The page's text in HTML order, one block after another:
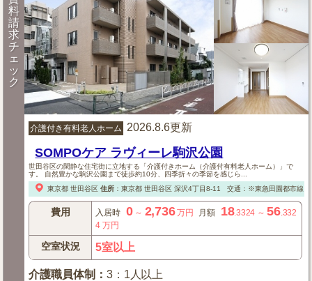
料
請
求
チ
ェ
ッ
ク
介護付き有料老人ホーム 2026.8.6更新
SOMPOケア ラヴィーレ駒沢公園
世田谷区の閑静な住宅街に立地する「介護付きホーム（介護付有料老人ホーム）」で
す。 自然豊かな駒沢公園まで徒歩約10分、四季折々の季節を感じら...
東京都 世田谷区 住所： 東京都 世田谷区深沢4丁目8-11 交通：※東急田園都市線「
費用 入居時 0～ 2,736万円 月額 18.3324 ～56.332
4 万円
空室状況 5室以上
介護職員体制 ：3：1人以上